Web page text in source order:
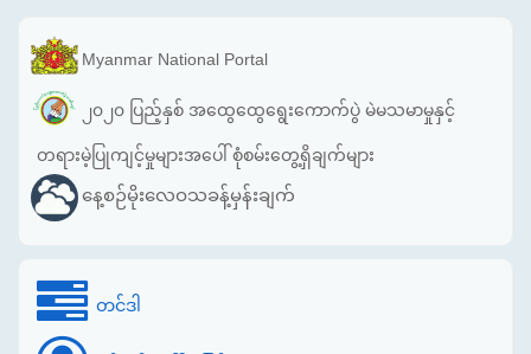
Myanmar National Portal
၂၀၂၀ ပြည့်နှစ် အထွေထွေရွေးကောက်ပွဲ မဲမသမာမှုနှင့်
တရားမဲ့ပြုကျင့်မှုများအပေါ် စုံစမ်းတွေ့ရှိချက်များ
နေ့စဉ်မိုးလေဝသခန့်မှန်းချက်
တင်ဒါ